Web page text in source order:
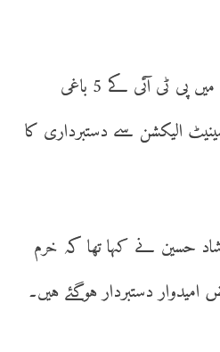
واضح رہے کہ خیبر پختونخوا میں پی ٹی آئی کے 5 باغی
میں سے 4 نے سینیٹ الیکشن سے دستبرداری کا
حسین نے کہا تھا کہ خرم
امیدوار دستبردار ہوگئے ہیں۔